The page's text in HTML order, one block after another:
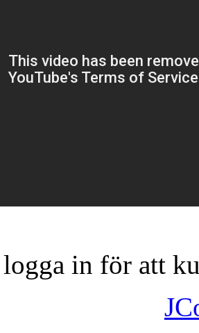
in för att